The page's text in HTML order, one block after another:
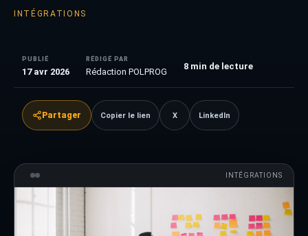
INTÉGRATIONS
PUBLIÉ
17 avr 2026
RÉDIGÉ PAR
Rédaction POLPROG
8 min de lecture
Partager Copier le lien X LinkedIn
INTÉGRATIONS